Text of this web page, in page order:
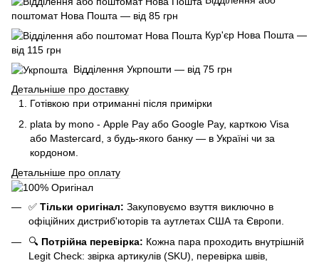
поштомат Нова Пошта — від 85 грн
Кур'єр Нова Пошта —
від 115 грн
Відділення Укрпошти — від 75 грн
Детальніше про доставку
Готівкою при отриманні після примірки
plata by mono - Apple Pay або Google Pay, карткою Visa
або Mastercard, з будь-якого банку — в Україні чи за
кордоном.
Детальніше про оплату
✅ Тільки оригінал: Закуповуємо взуття виключно в
офіційних дистриб'юторів та аутлетах США та Європи.
🔍 Потрійна перевірка: Кожна пара проходить внутрішній
Legit Check: звірка артикулів (SKU), перевірка швів,